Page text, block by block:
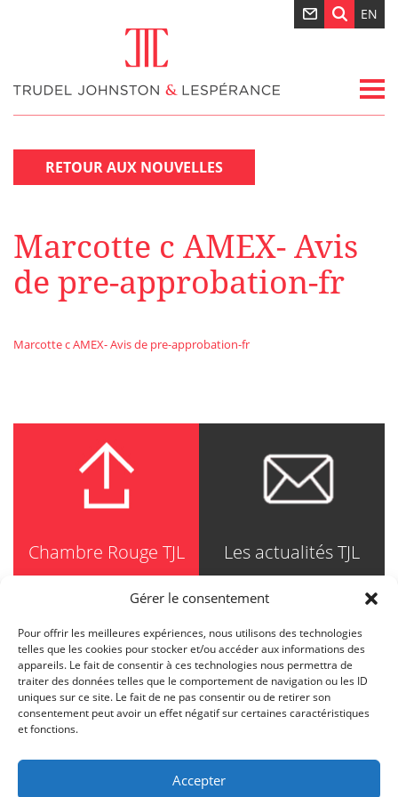
Gérer le consentement
Pour offrir les meilleures expériences, nous utilisons des technologies
telles que les cookies pour stocker et/ou accéder aux informations des
appareils. Le fait de consentir à ces technologies nous permettra de
traiter des données telles que le comportement de navigation ou les ID
uniques sur ce site. Le fait de ne pas consentir ou de retirer son
consentement peut avoir un effet négatif sur certaines caractéristiques
et fonctions.
Accepter
EN
RETOUR AUX NOUVELLES
Marcotte c AMEX- Avis
de pre-approbation-fr
Marcotte c AMEX- Avis de pre-approbation-fr
Chambre Rouge TJL Les actualités TJL
TRUDEL JOHNSTON & LESPÉRANCE
Avocats / Barristers & Solicitors
750, Côte de la Place d'Armes, Suite 90
Montréal (Quebec) H2Y 2X8
T514 871-8385
1-844-588-8385
info@tjl.quebec